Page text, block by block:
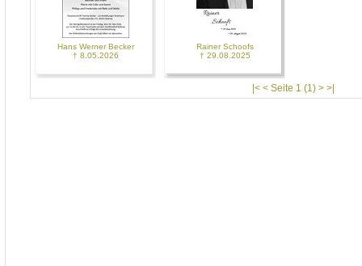
Hans Werner Becker
† 8.05.2026
Rainer Schoofs
† 29.08.2025
|< < Seite 1 (1) > >|